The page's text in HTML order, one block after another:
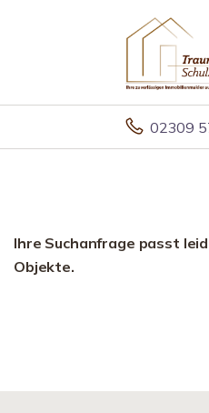
02309
Ihre Suchanfrage passt
Objekte.